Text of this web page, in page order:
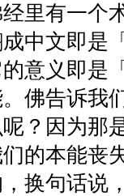
里有一个
中文即是
意义即是
佛告诉我
？因为那
本能丧失
换句话说